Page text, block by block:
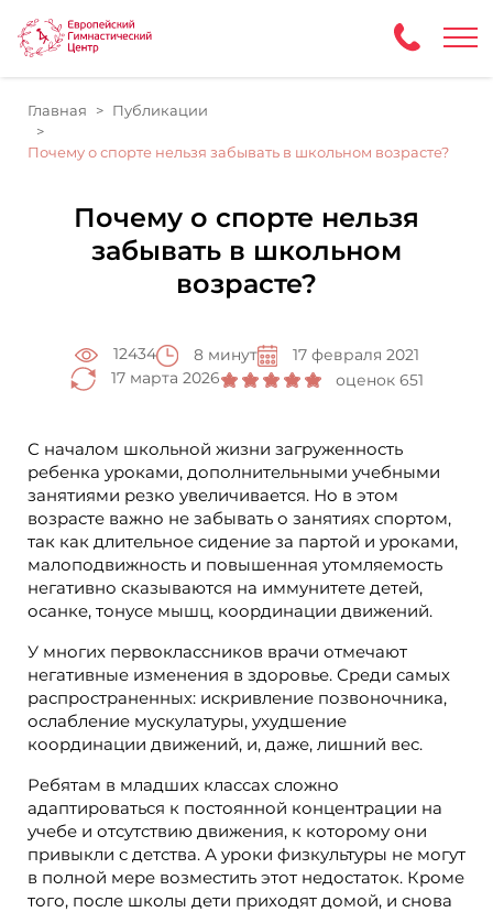
Главная Публикации
Почему о спорте нельзя забывать в школьном возрасте?
Почему о спорте нельзя
забывать в школьном
возрасте?
12434 8 минут
17 февраля 2021
17 марта 2026
оценок 651
С началом школьной жизни загруженность
ребенка уроками, дополнительными учебными
занятиями резко увеличивается. Но в этом
возрасте важно не забывать о занятиях спортом,
так как длительное сидение за партой и уроками,
малоподвижность и повышенная утомляемость
негативно сказываются на иммунитете детей,
осанке, тонусе мышц, координации движений.
У многих первоклассников врачи отмечают
негативные изменения в здоровье. Среди самых
распространенных: искривление позвоночника,
ослабление мускулатуры, ухудшение
координации движений, и, даже, лишний вес.
Ребятам в младших классах сложно
адаптироваться к постоянной концентрации на
учебе и отсутствию движения, к которому они
привыкли с детства. А уроки физкультуры не могут
в полной мере возместить этот недостаток. Кроме
того, после школы дети приходят домой, и снова